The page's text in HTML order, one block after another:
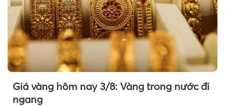
Giá vàng hôm nay 3/8: Vàng trong nước đi
ngang